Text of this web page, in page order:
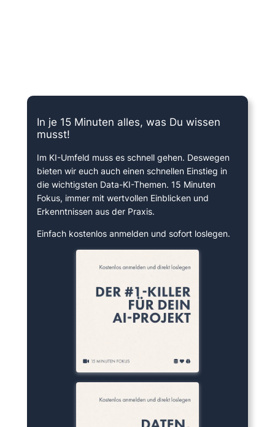
In je 15 Minuten alles, was Du wissen
musst!
Im KI-Umfeld muss es schnell gehen. Deswegen
bieten wir euch auch einen schnellen Einstieg in
die wichtigsten Data-KI-Themen. 15 Minuten
Fokus, immer mit wertvollen Einblicken und
Erkenntnissen aus der Praxis.
Einfach kostenlos anmelden und sofort loslegen.